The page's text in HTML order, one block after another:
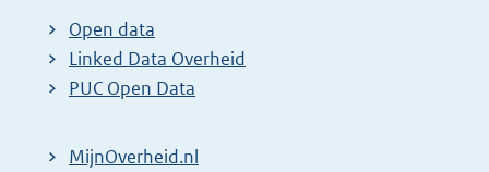
Open data
Linked Data Overheid
PUC Open Data
MijnOverheid.nl